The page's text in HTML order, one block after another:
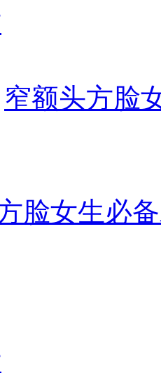
窄额头方脸
脸女生必